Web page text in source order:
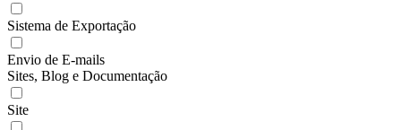
Sistema de Exportação
Envio de E-mails
Sites, Blog e Documentação
Site